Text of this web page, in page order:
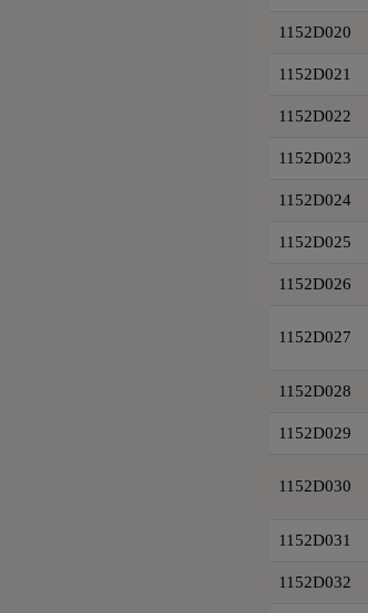
1152D020
1152D021
1152D022
1152D023
1152D024
1152D025
1152D026
1152D027
1152D028
1152D029
1152D030
1152D031
1152D032